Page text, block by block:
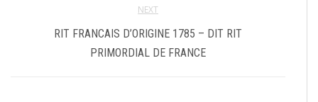
NEXT
RIT FRANCAIS D’ORIGINE 1785 – DIT RIT
PRIMORDIAL DE FRANCE